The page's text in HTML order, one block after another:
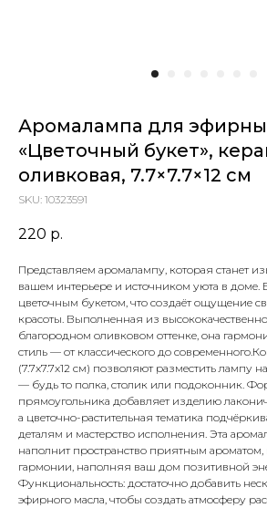
Аромалампа для
«Цветочный букет»,
оливковая, 7.7×7.7×12 см
SKU: 10323591
220 р.
Представляем аромалампу, которая станет
вашем интерьере и источником уюта в доме.
цветочным букетом, что создаёт ощущение
красоты. Выполненная из
благородном оливковом оттенке, она
стиль — от классического до
(7.7x7.7x12 см) позволяют разместить лампу
— будь то полка, столик или подоконник.
прямоугольника добавляет изделию
а цветочно-растительная тематика
деталям и мастерство исполнения. Эта
наполнит пространство приятным ароматом,
гармонии, наполняя ваш дом позитивной
Функциональность: достаточно добавить
эфирного масла, чтобы создать атмосферу